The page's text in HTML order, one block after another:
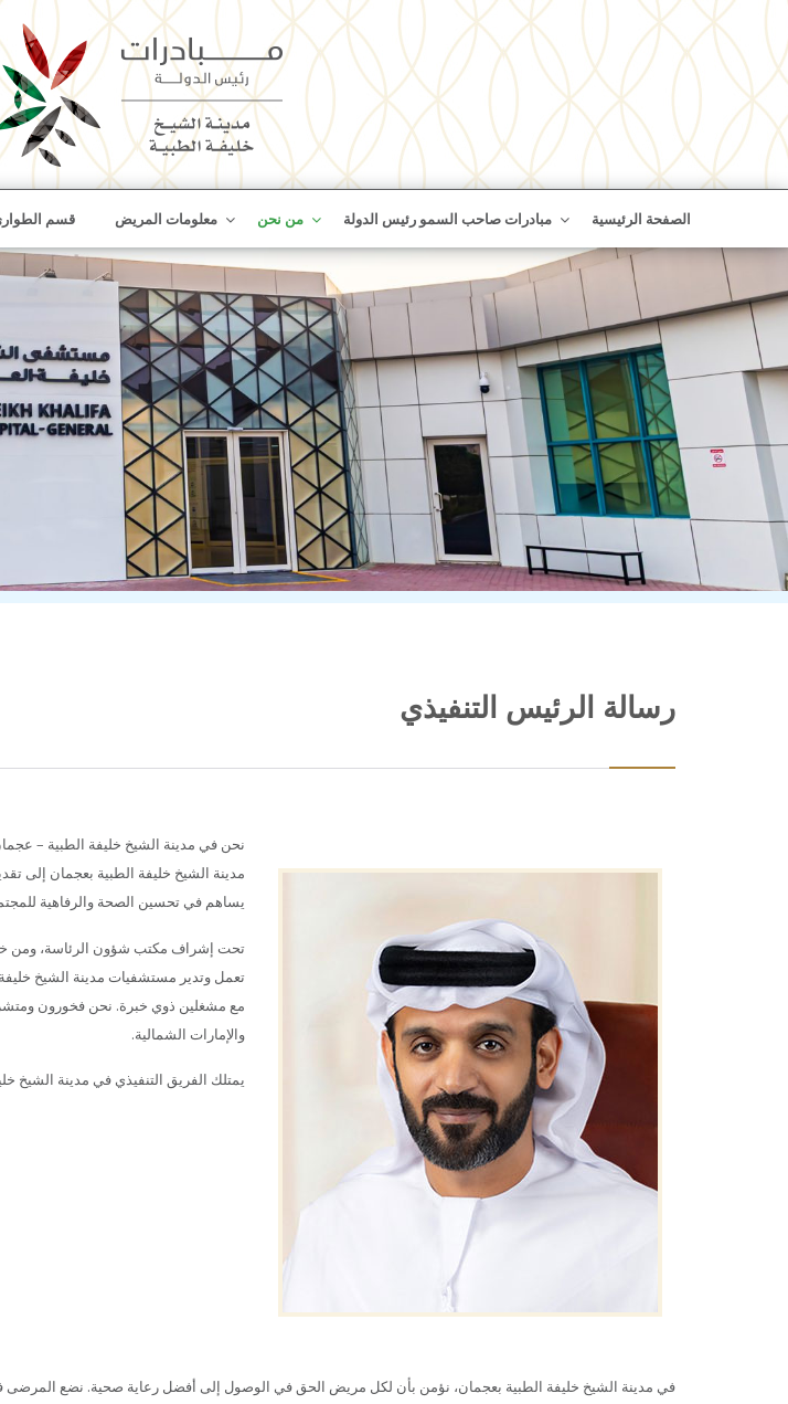
content
الصفحة الرئيسية مبادرات صاحب السمو رئيس الدولة من نحن معلومات المريض قسم
رسالة الرئيس التنفيذي
نحن في مدينة الشيخ خليفة الطبية –
مدينة الشيخ خليفة الطبية بعجمان إلى
يساهم في تحسين الصحة والرفاهية
تحت إشراف مكتب شؤون الرئاسة، ومن
تعمل وتدير مستشفيات مدينة الشيخ
مع مشغلين ذوي خبرة. نحن فخورون
والإمارات الشمالية.
يمتلك الفريق التنفيذي في مدينة الشيخ
في مدينة الشيخ خليفة الطبية بعجمان، نؤمن بأن لكل مريض الحق في الوصول إلى أفضل رعاية صحية. نضع المرضى في